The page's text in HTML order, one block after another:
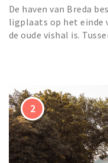
Drinken
Slapen
Winkelgebieden
Deals
Parkeren
Inloggen
De haven van Breda
ligplaats op het einde
de oude vishal is.